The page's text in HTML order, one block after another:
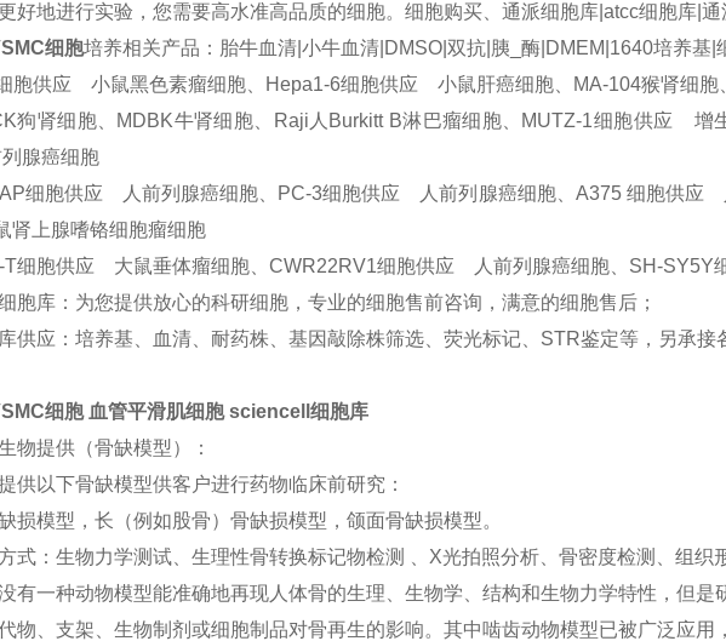
好地进行实验，您需要高水准高品质的细胞。细胞购买、通派细胞库|atcc细胞库|
细胞培养相关产品：胎牛血清|小牛血清|DMSO|双抗|胰_酶|DMEM|1640培养基|
胞供应 小鼠黑色素瘤细胞、Hepa1-6细胞供应 小鼠肝癌细胞、MA-104猴肾细胞
狗肾细胞、MDBK牛肾细胞、Raji人Burkitt B淋巴瘤细胞、MUTZ-1细胞供应 增
腺癌细胞
细胞供应 人前列腺癌细胞、PC-3细胞供应 人前列腺癌细胞、A375 细胞供应
上腺嗜铬细胞瘤细胞
T细胞供应 大鼠垂体瘤细胞、CWR22RV1细胞供应 人前列腺癌细胞、SH-SY5Y
胞库：为您提供放心的科研细胞，专业的细胞售前咨询，满意的细胞售后；
供应：培养基、血清、耐药株、基因敲除株筛选、荧光标记、STR鉴定等，另承接
细胞 血管平滑肌细胞 sciencell细胞库
物提供（骨缺模型）：
供以下骨缺模型供客户进行药物临床前研究：
损模型，长（例如股骨）骨缺损模型，颌面骨缺损模型。
式：生物力学测试、生理性骨转换标记物检测 、X光拍照分析、骨密度检测、组织
有一种动物模型能准确地再现人体骨的生理、生物学、结构和生物力学特性，但是
物、支架、生物制剂或细胞制品对骨再生的影响。其中啮齿动物模型已被广泛应用